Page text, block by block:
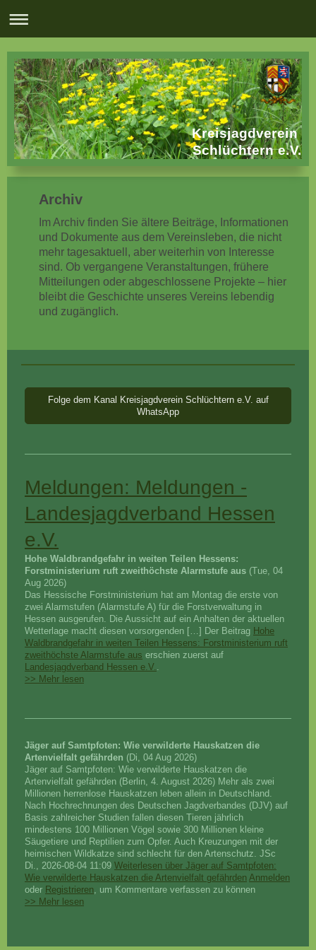
Kreisjagdverein
Schlüchtern e.V.
Archiv
Im Archiv finden Sie ältere Beiträge, Informationen
und Dokumente aus dem Vereinsleben, die nicht
mehr tagesaktuell, aber weiterhin von Interesse
sind. Ob vergangene Veranstaltungen, frühere
Mitteilungen oder abgeschlossene Projekte – hier
bleibt die Geschichte unseres Vereins lebendig
und zugänglich.
Folge dem Kanal Kreisjagdverein Schlüchtern e.V. auf
WhatsApp
Meldungen: Meldungen -
Landesjagdverband Hessen
e.V.
Hohe Waldbrandgefahr in weiten Teilen Hessens:
Forstministerium ruft zweithöchste Alarmstufe aus (Tue, 04
Aug 2026)
Das Hessische Forstministerium hat am Montag die erste von
zwei Alarmstufen (Alarmstufe A) für die Forstverwaltung in
Hessen ausgerufen. Die Aussicht auf ein Anhalten der aktuellen
Wetterlage macht diesen vorsorgenden […] Der Beitrag Hohe
Waldbrandgefahr in weiten Teilen Hessens: Forstministerium ruft
zweithöchste Alarmstufe aus erschien zuerst auf
Landesjagdverband Hessen e.V.
>> Mehr lesen
Jäger auf Samtpfoten: Wie verwilderte Hauskatzen die
Artenvielfalt gefährden (Di, 04 Aug 2026)
Jäger auf Samtpfoten: Wie verwilderte Hauskatzen die
Artenvielfalt gefährden (Berlin, 4. August 2026) Mehr als zwei
Millionen herrenlose Hauskatzen leben allein in Deutschland.
Nach Hochrechnungen des Deutschen Jagdverbandes (DJV) auf
Basis zahlreicher Studien fallen diesen Tieren jährlich
mindestens 100 Millionen Vögel sowie 300 Millionen kleine
Säugetiere und Reptilien zum Opfer. Auch Kreuzungen mit der
heimischen Wildkatze sind schlecht für den Artenschutz. JSc
Di., 2026-08-04 11:09 Weiterlesen über Jäger auf Samtpfoten:
Wie verwilderte Hauskatzen die Artenvielfalt gefährden Anmelden
oder Registrieren , um Kommentare verfassen zu können
>> Mehr lesen